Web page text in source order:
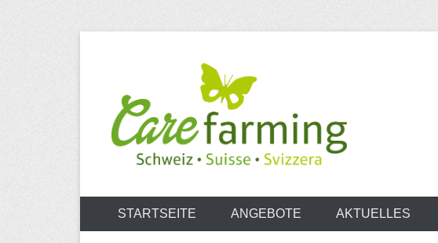
Carefarming
STARTSEITE ANGEBOTE AKTUELLES